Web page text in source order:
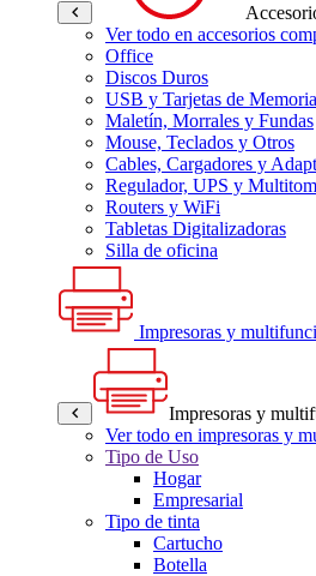
Ver todo en accesorios
Office
Discos Duros
USB y Tarjetas de Memoria
Maletín, Morrales y Fundas
Mouse, Teclados y Otros
Cables, Cargadores y
Regulador, UPS y
Routers y WiFi
Tabletas Digitalizadoras
Silla de oficina
Impresoras y
Impresoras y
Ver todo en impresoras y
Tipo de Uso
Hogar
Empresarial
Tipo de tinta
Cartucho
Botella